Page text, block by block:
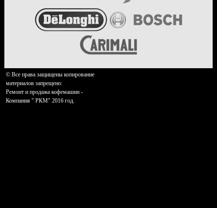
© Все права защищены копирование
материалов запрещено:
Ремонт и продажа кофемашин -
Компания " РКМ" 2016 год.